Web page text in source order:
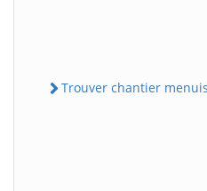
Trouver chantier